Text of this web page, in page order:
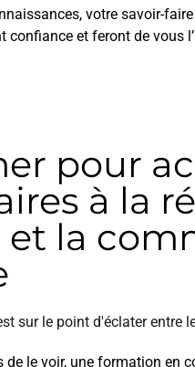
votre savoir-
confiance et feront de vous
pour
à la
et la
de le voir, une formation en